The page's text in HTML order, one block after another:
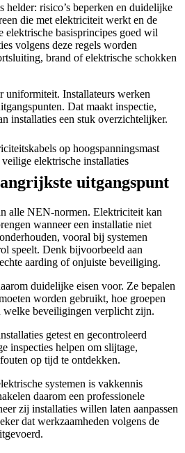
helder: risico’s beperken en duidelijke
die met elektriciteit werkt en de
elektrische basisprincipes goed wil
volgens deze regels worden
brand of elektrische schokken
uniformiteit. Installateurs werken
Dat maakt inspectie,
installaties een stuk overzichtelijker.
uitgangspunt
alle NEN-normen. Elektriciteit kan
wanneer een installatie niet
vooral bij systemen
speelt. Denk bijvoorbeeld aan
aarding of onjuiste beveiliging.
duidelijke eisen voor. Ze bepalen
worden gebruikt, hoe groepen
welke beveiligingen verplicht zijn.
getest en gecontroleerd
inspecties helpen om slijtage,
op tijd te ontdekken.
systemen is vakkennis
daarom een professionele
zij installaties willen laten aanpassen
dat werkzaamheden volgens de